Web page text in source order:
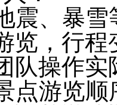
震、暴
览，行
队操作
点游览